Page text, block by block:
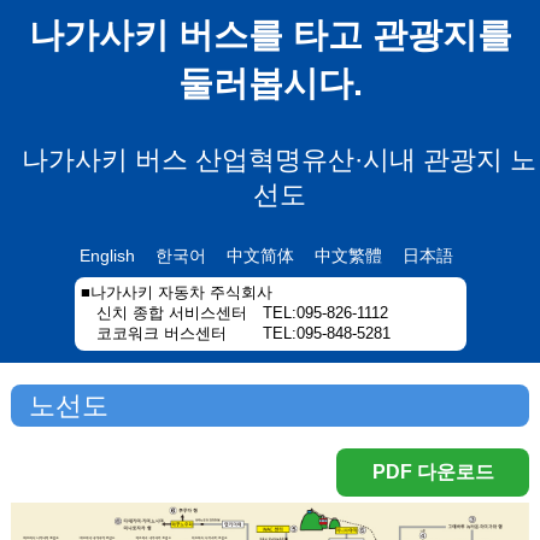
나가사키 버스를 타고 관광지를
둘러봅시다.
나가사키 버스 산업혁명유산·시내 관광지 노
선도
English 한국어 中文简体 中文繁體 日本語
■나가사키 자동차 주식회사
신치 종합 서비스센터 TEL:095-826-1112
코코워크 버스센터 TEL:095-848-5281
노선도
PDF 다운로드